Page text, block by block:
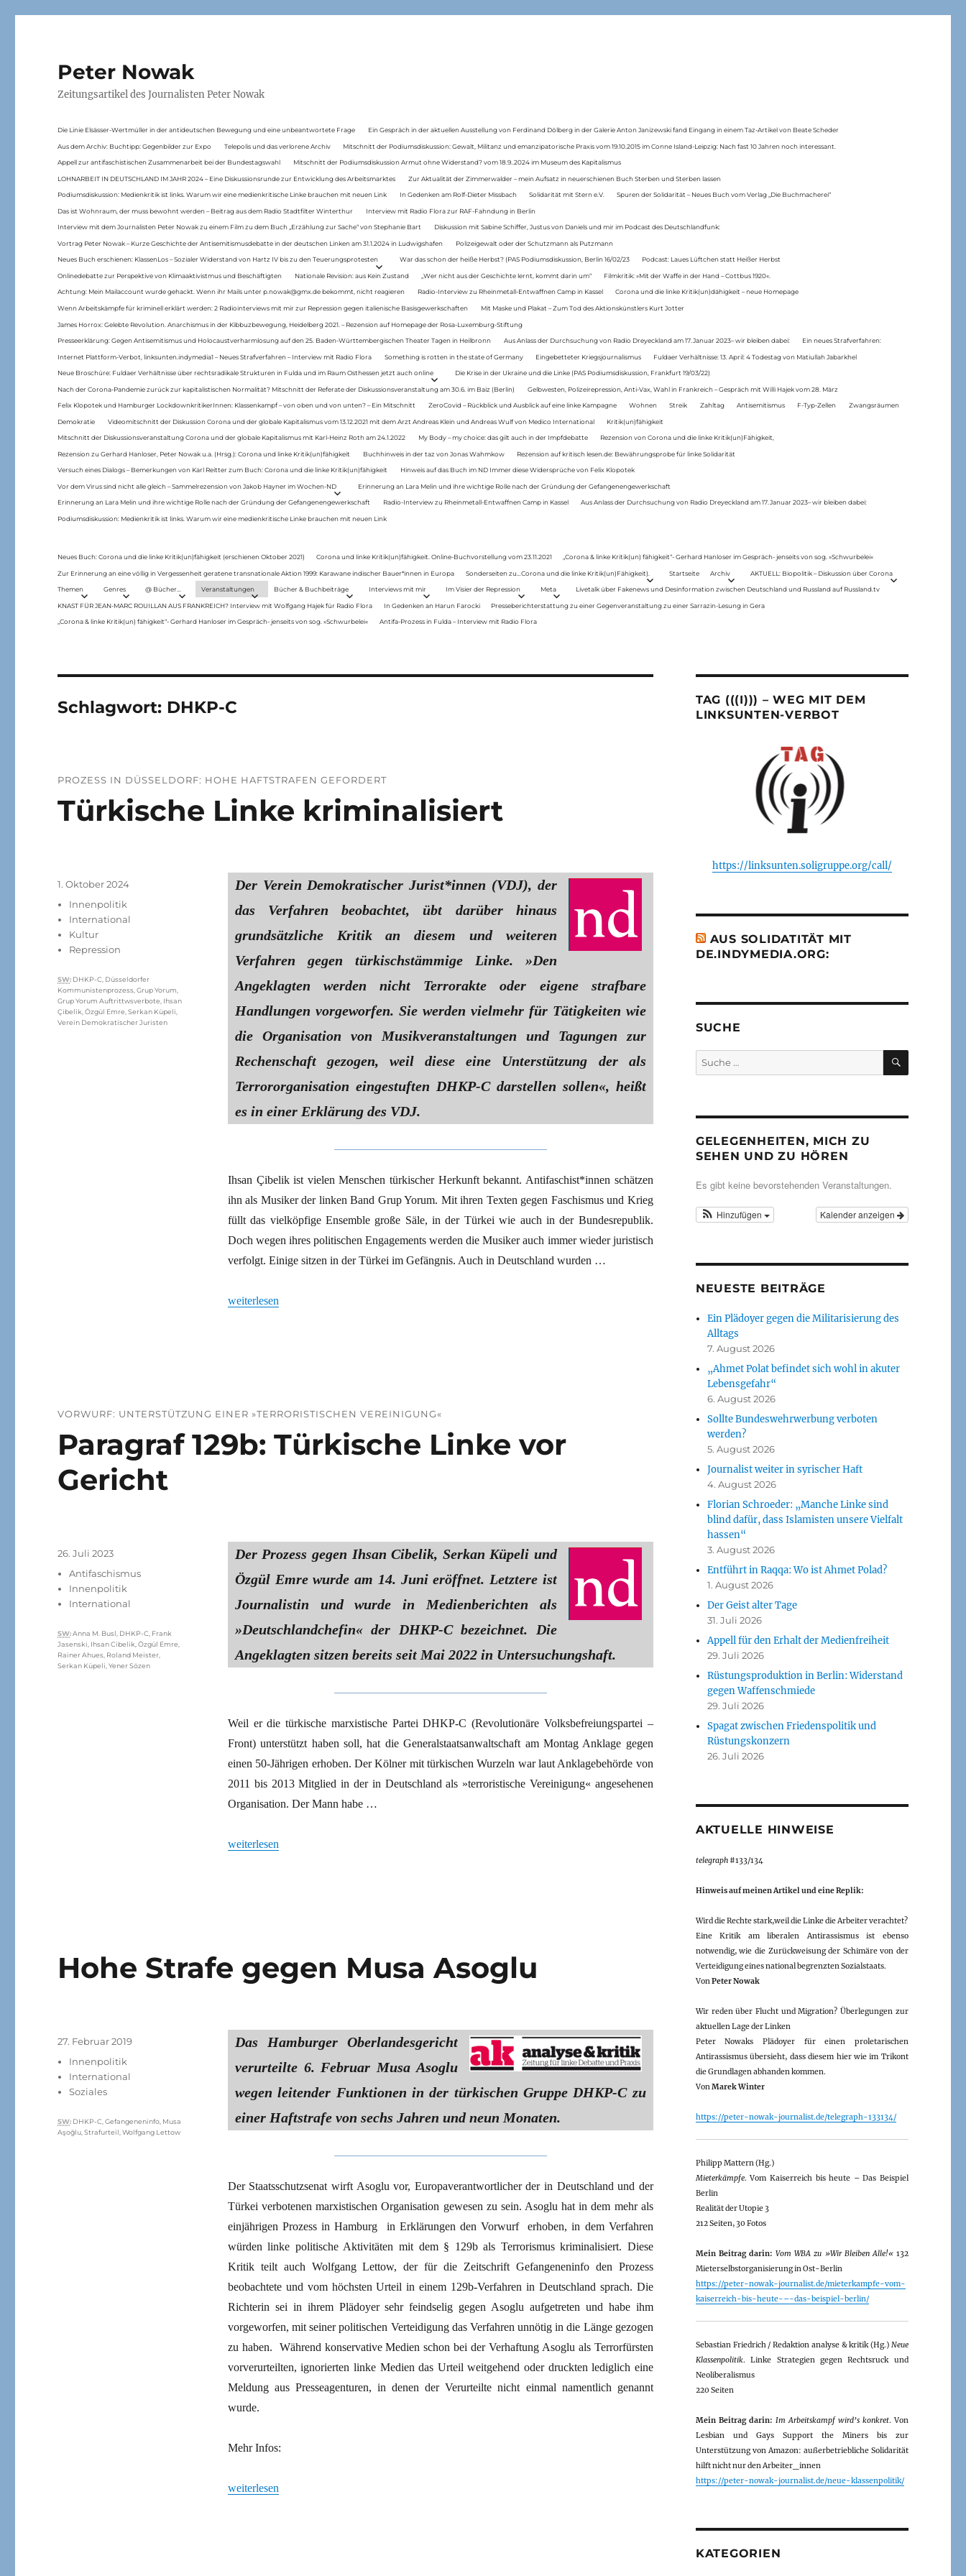
Peter Nowak
Zeitungsartikel des Journalisten Peter Nowak
Die Linie Elsässer-Wertmüller in der antideutschen Bewegung und eine unbeantwortete Frage Ein Gespräch in der aktuellen Ausstellung von Ferdinand Dölberg in der Galerie Anton Janizewski fand Eingang in einem Taz-Artikel von Beate Scheder
Aus dem Archiv: Buchtipp: Gegenbilder zur Expo Telepolis und das verlorene Archiv Mitschnitt der Podiumsdiskussion: Gewalt, Militanz und emanzipatorische Praxis vom 19.10.2015 im Conne Island-Leipzig: Nach fast 10 Jahren noch interessant.
Appell zur antifaschistischen Zusammenarbeit bei der Bundestagswahl Mitschnitt der Podiumsdiskussion Armut ohne Widerstand? vom 18.9..2024 im Museum des Kapitalismus
LOHNARBEIT IN DEUTSCHLAND IM JAHR 2024 – Eine Diskussionsrunde zur Entwicklung des Arbeitsmarktes Zur Aktualität der Zimmerwalder – mein Aufsatz in neuerschienen Buch Sterben und Sterben lassen
Podiumsdiskussion: Medienkritik ist links. Warum wir eine medienkritische Linke brauchen mit neuen Link In Gedenken am Rolf-Dieter Missbach Solidarität mit Stern e.V. Spuren der Solidarität – Neues Buch vom Verlag „Die Buchmacherei“
Das ist Wohnraum, der muss bewohnt werden – Beitrag aus dem Radio Stadtfilter Winterthur Interview mit Radio Flora zur RAF-Fahndung in Berlin
Interview mit dem Journalisten Peter Nowak zu einem Film zu dem Buch „Erzählung zur Sache“ von Stephanie Bart Diskussion mit Sabine Schiffer, Justus von Daniels und mir im Podcast des Deutschlandfunk:
Vortrag Peter Nowak – Kurze Geschichte der Antisemitismusdebatte in der deutschen Linken am 31.1.2024 in Ludwigshafen Polizeigewalt oder der Schutzmann als Putzmann
Neues Buch erschienen: KlassenLos – Sozialer Widerstand von Hartz IV bis zu den Teuerungsprotesten War das schon der heiße Herbst? (PAS Podiumsdiskussion, Berlin 16/02/23 Podcast: Laues Lüftchen statt Heißer Herbst
Onlinedebatte zur Perspektive von Klimaaktivistmus und Beschäftigten Nationale Revision: aus Kein Zustand „Wer nicht aus der Geschichte lernt, kommt darin um“ Filmkritik: »Mit der Waffe in der Hand – Cottbus 1920«.
Achtung: Mein Mailaccount wurde gehackt. Wenn ihr Mails unter p.nowak@gmx.de bekommt, nicht reagieren Radio-Interview zu Rheinmetall-Entwaffnen Camp in Kassel Corona und die linke Kritik(un)dähigkeit – neue Homepage
Wenn Arbeitskämpfe für kriminell erklärt werden: 2 Radiointerviews mit mir zur Repression gegen italienische Basisgewerkschaften Mit Maske und Plakat – Zum Tod des Aktionskünstlers Kurt Jotter
James Horrox: Gelebte Revolution. Anarchismus in der Kibbuzbewegung, Heidelberg 2021. – Rezension auf Homepage der Rosa-Luxemburg-Stiftung
Presseerklärung: Gegen Antisemitismus und Holocaustverharmlosung auf den 25. Baden-Württembergischen Theater Tagen in Heilbronn Aus Anlass der Durchsuchung von Radio Dreyeckland am 17.Januar 2023– wir bleiben dabei: Ein neues Strafverfahren:
Internet Plattform-Verbot, linksunten.indymedia1 – Neues Strafverfahren – Interview mit Radio Flora Something is rotten in the state of Germany Eingebetteter Kriegsjournalismus Fuldaer Verhältnisse: 13. April: 4 Todestag von Matiul­lah Jabarkhel
Neue Broschüre: Fuldaer Verhältnisse über rechtsradikale Strukturen in Fulda und im Raum Osthessen jetzt auch online Die Krise in der Ukraine und die Linke (PAS Podiumsdiskussion, Frankfurt 19/03/22)
Nach der Corona-Pandemie zurück zur kapitalistischen Normalität? Mitschnitt der Referate der Diskussionsveranstaltung am 30.6. im Baiz (Berlin) Gelbwesten, Polizeirepression, Anti-Vax, Wahl in Frankreich – Gespräch mit Willi Hajek vom 28. März
Felix Klopotek und Hamburger LockdownkritikerInnen: Klassenkampf – von oben und von unten? – Ein Mitschnitt ZeroCovid – Rückblick und Ausblick auf eine linke Kampagne Wohnen Streik Zahltag Antisemitismus F-Typ-Zellen Zwangsräumen
Demokratie Videomitschnitt der Diskussion Corona und der globale Kapitalismus vom 13.12.2021 mit dem Arzt Andreas Klein und Andreas Wulf von Medico International Kritik(un)fähigkeit
Mitschnitt der Diskussionsveranstaltung Corona und der globale Kapitalismus mit Karl-Heinz Roth am 24.1.2022 My Body – my choice: das gilt auch in der Impfdebatte Rezension von Corona und die linke Kritik(un)Fähigkeit,
Rezension zu Gerhard Hanloser, Peter Nowak u.a. (Hrsg.): Corona und linke Kritik(un)fähigkeit Buchhinweis in der taz von Jonas Wahmkow Rezension auf kritisch lesen.de: Bewährungsprobe für linke Solidarität
Versuch eines Dialogs – Bemerkungen von Karl Reitter zum Buch: Corona und die linke Kritik(un)fähigkeit Hinweis auf das Buch im ND Immer diese Widersprüche von Felix Klopotek
Vor dem Virus sind nicht alle gleich – Sammelrezension von Jakob Hayner im Wochen-ND Erinnerung an Lara Melin und ihre wichtige Rolle nach der Gründung der Gefangenengewerkschaft
Erinnerung an Lara Melin und ihre wichtige Rolle nach der Gründung der Gefangenengewerkschaft Radio-Interview zu Rheinmetall-Entwaffnen Camp in Kassel Aus Anlass der Durchsuchung von Radio Dreyeckland am 17.Januar 2023– wir bleiben dabei:
Podiumsdiskussion: Medienkritik ist links. Warum wir eine medienkritische Linke brauchen mit neuen Link
Neues Buch: Corona und die linke Kritik(un)fähigkeit (erschienen Oktober 2021) Corona und linke Kritik(un)fähigkeit. Online-Buchvorstellung vom 23.11.2021 „Corona & linke Kritik(un) fähigkeit“- Gerhard Hanloser im Gespräch- jenseits von sog. »Schwurbelei«
Zur Erinnerung an eine völlig in Vergessenheit geratene transnationale Aktion 1999: Karawane indischer Bauer*innen in Europa Sonderseiten zu…Corona und die linke Kritik(un)Fähigkeit). Startseite Archiv AKTUELL: Biopolitik – Diskussion über Corona
Themen Genres @ Bücher… Veranstaltungen Bücher & Buchbeiträge Interviews mit mir Im Visier der Repression Meta Livetalk über Fakenews und Desinformation zwischen Deutschland und Russland auf Russland.tv
KNAST FÜR JEAN-MARC ROUILLAN AUS FRANKREICH? Interview mit Wolfgang Hajek für Radio Flora In Gedenken an Harun Farocki Presseberichterstattung zu einer Gegenveranstaltung zu einer Sarrazin-Lesung in Gera
„Corona & linke Kritik(un) fähigkeit“- Gerhard Hanloser im Gespräch- jenseits von sog. »Schwurbelei« Antifa-Prozess in Fulda – Interview mit Radio Flora
Schlagwort: DHKP-C
PROZESS IN DÜSSELDORF: HOHE HAFTSTRAFEN GEFORDERT
Türkische Linke kriminalisiert
Der Verein Demokratischer Jurist*innen (VDJ), der
das Verfahren beobachtet, übt darüber hinaus
grundsätzliche Kritik an diesem und weiteren
Verfahren gegen türkischstämmige Linke. »Den
Angeklagten werden nicht Terrorakte oder eigene strafbare
Handlungen vorgeworfen. Sie werden vielmehr für Tätigkeiten wie
die Organisation von Musikveranstaltungen und Tagungen zur
Rechenschaft gezogen, weil diese eine Unterstützung der als
Terrororganisation eingestuften DHKP-C darstellen sollen«, heißt
es in einer Erklärung des VDJ.
Ihsan Çibelik ist vielen Menschen türkischer Herkunft bekannt. Antifaschist*innen schätzen
ihn als Musiker der linken Band Grup Yorum. Mit ihren Texten gegen Faschismus und Krieg
füllt das vielköpfige Ensemble große Säle, in der Türkei wie auch in der Bundesrepublik.
Doch wegen ihres politischen Engagements werden die Musiker auch immer wieder juristisch
verfolgt. Einige sitzen in der Türkei im Gefängnis. Auch in Deutschland wurden …
„Türkische Linke kriminalisiert“
weiterlesen
Veröffentlicht
1. Oktober 2024
Kategorien
Innenpolitik
International
Kultur
Repression
Schlagwörter
SW: DHKP-C Düsseldorfer
Kommunistenprozess ,Grup Yorum
Grup Yorum Auftrittwsverbote Ihsan
Çibelik ,Özgül Emre ,Serkan Küpeli
Verein Demokratischer Juristen
VORWURF: UNTERSTÜTZUNG EINER »TERRORISTISCHEN VEREINIGUNG«
Paragraf 129b: Türkische Linke vor
Gericht
Der Prozess gegen Ihsan Cibelik, Serkan Küpeli und
Özgül Emre wurde am 14. Juni eröffnet. Letztere ist
Journalistin und wurde in Medienberichten als
»Deutschlandchefin« der DHKP-C bezeichnet. Die
Angeklagten sitzen bereits seit Mai 2022 in Untersuchungshaft.
Weil er die türkische marxistische Partei DHKP-C (Revolutionäre Volksbefreiungspartei –
Front) unterstützt haben soll, hat die Generalstaatsanwaltschaft am Montag Anklage gegen
einen 50-Jährigen erhoben. Der Kölner mit türkischen Wurzeln war laut Anklagebehörde von
2011 bis 2013 Mitglied in der in Deutschland als »terroristische Vereinigung« angesehenen
Organisation. Der Mann habe …
„Paragraf 129b: Türkische Linke vor Gericht“
weiterlesen
Veröffentlicht
26. Juli 2023
Kategorien
Antifaschismus
Innenpolitik
International
Schlagwörter
SW:Anna M. Busl DHKP-C Frank
Jasenski Ihsan Cibelik ,Özgül Emre
Rainer Ahues Roland Meister
Serkan Küpeli ,Yener Sözen
Hohe Strafe gegen Musa Asoglu
Das Hamburger Oberlandesgericht
verurteilte 6. Februar Musa Asoglu
wegen leitender Funktionen in der türkischen Gruppe DHKP-C zu
einer Haftstrafe von sechs Jahren und neun Monaten.
Der Staatsschutzsenat wirft Asoglu vor, Europaverantwortlicher der in Deutschland und der
Türkei verbotenen marxistischen Organisation gewesen zu sein. Asoglu hat in dem mehr als
einjährigen Prozess in Hamburg in Erklärungen den Vorwurf erhoben, in dem Verfahren
würden linke politische Aktivitäten mit dem § 129b als Terrorismus kriminalisiert. Diese
Kritik teilt auch Wolfgang Lettow, der für die Zeitschrift Gefangeneninfo den Prozess
beobachtete und vom höchsten Urteil in einem 129b-Verfahren in Deutschland sprach. Die
Richterin sei in ihrem Plädoyer sehr feindselig gegen Asoglu aufgetreten und habe ihm
vorgeworfen, mit seiner politischen Verteidigung das Verfahren unnötig in die Länge gezogen
zu haben. Während konservative Medien schon bei der Verhaftung Asoglu als Terrorfürsten
vorverurteilten, ignorierten linke Medien das Urteil weitgehend oder druckten lediglich eine
Meldung aus Presseagenturen, in denen der Verurteilte nicht einmal namentlich genannt
wurde.
Mehr Infos:
„Hohe Strafe gegen Musa Asoglu“
weiterlesen
Veröffentlicht
27. Februar 2019
Kategorien
Innenpolitik
International
Soziales
Schlagwörter
SW: DHKP-C ,Gefangeneninfo Musa
Aşoğlu ,Strafurteil ,Wolfgang Lettow
TAG (((I))) – WEG MIT DEM
LINKSUNTEN-VERBOT
https://linksunten.soligruppe.org/call/
AUS SOLIDATITÄT MIT
DE.INDYMEDIA.ORG:
SUCHE
Suche
nach:
SUCHEN
GELEGENHEITEN, MICH ZU
SEHEN UND ZU HÖREN
Es gibt keine bevorstehenden Veranstaltungen.
Kalender anzeigen
Hinzufügen
NEUESTE BEITRÄGE
Ein Plädoyer gegen die Militarisierung des
Alltags
7. August 2026
„Ahmet Polat befindet sich wohl in akuter
Lebensgefahr“
6. August 2026
Sollte Bundeswehrwerbung verboten
werden?
5. August 2026
Journalist weiter in syrischer Haft
4. August 2026
Florian Schroeder: „Manche Linke sind
blind dafür, dass Islamisten unsere Vielfalt
hassen“
3. August 2026
Entführt in Raqqa: Wo ist Ahmet Polad?
1. August 2026
Der Geist alter Tage
31. Juli 2026
Appell für den Erhalt der Medienfreiheit
29. Juli 2026
Rüstungsproduktion in Berlin: Widerstand
gegen Waffenschmiede
29. Juli 2026
Spagat zwischen Friedenspolitik und
Rüstungskonzern
26. Juli 2026
AKTUELLE HINWEISE
telegraph#133/134
Hinweis auf meinen Artikel und eine Replik:
Wird die Rechte stark,weil die Linke die Arbeiter verachtet?
Eine Kritik am liberalen Antirassismus ist ebenso
notwendig, wie die Zurückweisung der Schimäre von der
Verteidigung eines national begrenzten Sozialstaats.
VonPeter Nowak
Wir reden über Flucht und Migration? Überlegungen zur
aktuellen Lage der Linken
Peter Nowaks Plädoyer für einen proletarischen
Antirassismus übersieht, dass diesem hier wie im Trikont
die Grundlagen abhanden kommen.
VonMarek Winter
https://peter-nowak-journalist.de/telegraph-133134/
Philipp Mattern (Hg.)
Mieterkämpfe. Vom Kaiserreich bis heute – Das Beispiel
Berlin
Realität der Utopie 3
212 Seiten, 30 Fotos
Mein Beitrag darin: Vom WBA zu »Wir Bleiben Alle!«132
Mieterselbstorganisierung in Ost-Berlin
https://peter-nowak-journalist.de/mieterkampfe-vom-
kaiserreich-bis-heute-–-das-beispiel-berlin/
Sebastian Friedrich / Redaktion analyse & kritik (Hg.) Neue
Klassenpolitik. Linke Strategien gegen Rechtsruck und
Neoliberalismus
220 Seiten
Mein Beitrag darin: Im Arbeitskampf wird’s konkret. Von
Lesbian und Gays Support the Miners bis zur
Unterstützung von Amazon: außerbetriebliche Solidarität
hilft nicht nur den Arbeiter_innen
https://peter-nowak-journalist.de/neue-klassenpolitik/
KATEGORIEN